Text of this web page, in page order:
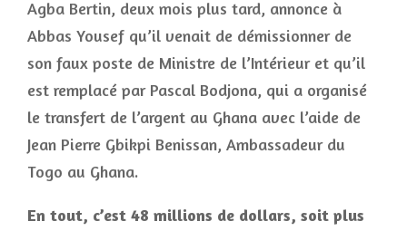
Agba Bertin, deux mois plus tard, annonce à
Abbas Yousef qu’il venait de démissionner de
son faux poste de Ministre de l’Intérieur et qu’il
est remplacé par Pascal Bodjona, qui a organisé
le transfert de l’argent au Ghana avec l’aide de
Jean Pierre Gbikpi Benissan, Ambassadeur du
Togo au Ghana.
En tout, c’est 48 millions de dollars, soit plus